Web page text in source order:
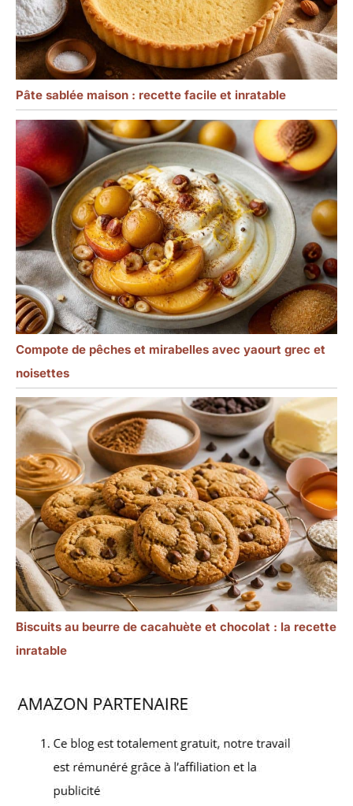
Pâte sablée maison : recette facile et inratable
Compote de pêches et mirabelles avec yaourt grec et
noisettes
Biscuits au beurre de cacahuète et chocolat : la recette
inratable